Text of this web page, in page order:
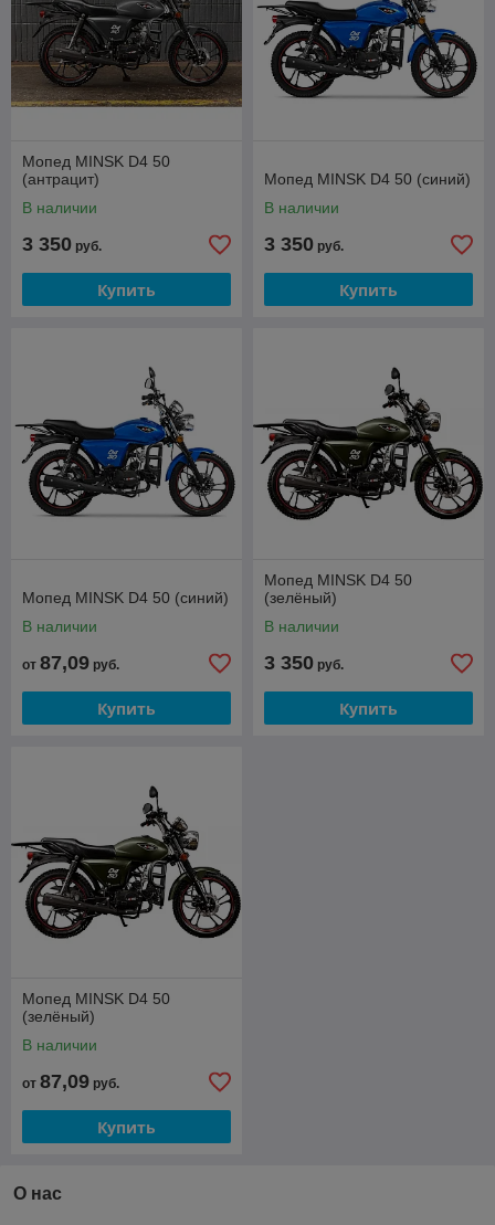
Мопед MINSK D4 50
(антрацит)
В наличии
3 350 руб.
Купить
Мопед MINSK D4 50 (синий)
В наличии
3 350 руб.
Купить
Мопед MINSK D4 50 (синий)
В наличии
от 87,09 руб.
Купить
Мопед MINSK D4 50
(зелёный)
В наличии
3 350 руб.
Купить
Мопед MINSK D4 50
(зелёный)
В наличии
от 87,09 руб.
Купить
О нас